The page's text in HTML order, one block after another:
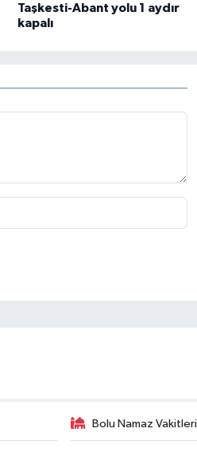
Taşkesti-Abant yolu 1 aydır
kapalı
Bolu Namaz Vakitleri